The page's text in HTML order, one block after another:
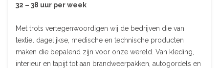
32 – 38 uur per week
Met trots vertegenwoordigen wij de bedrijven die van
textiel dagelijkse, medische en technische producten
maken die bepalend zijn voor onze wereld. Van kleding,
interieur en tapijt tot aan brandweerpakken, autogordels en